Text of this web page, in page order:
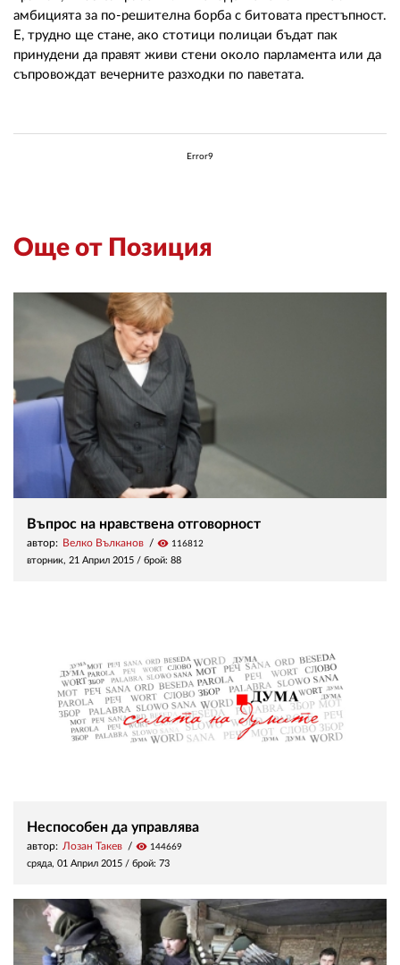
амбицията за по-решителна борба с битовата престъпност.
Е, трудно ще стане, ако стотици полицаи бъдат пак
принудени да правят живи стени около парламента или да
съпровождат вечерните разходки по паветата.
Error9
Още от Позиция
Въпрос на нравствена отговорност
автор: Велко Вълканов visibility 116812
вторник, 21 Април 2015 / брой: 88
Неспособен да управлява
автор: Лозан Такев visibility 144669
сряда, 01 Април 2015 / брой: 73